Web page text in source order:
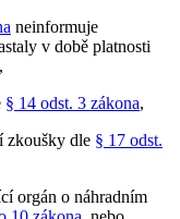
neinformuje
v době platnosti
§ 14 odst. 3 zákona,
zkoušky dle § 17 odst.
orgán o náhradním